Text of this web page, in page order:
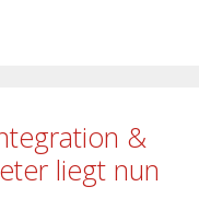
&
liegt nun